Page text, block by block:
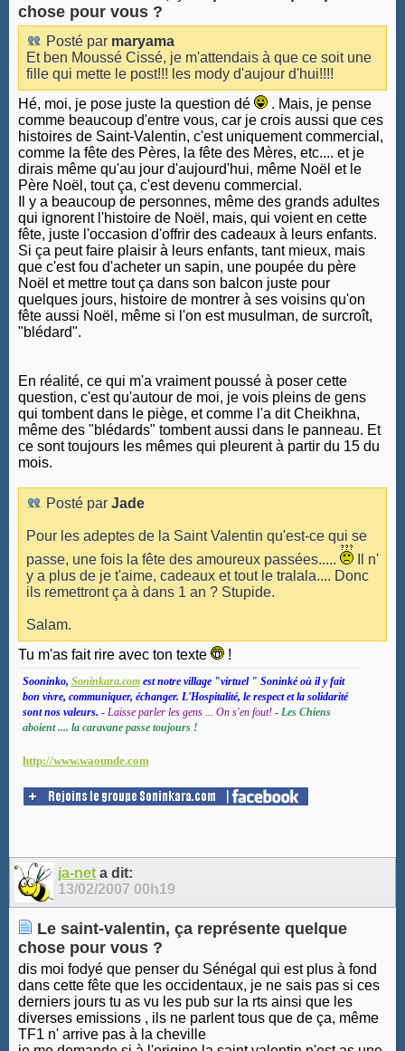
chose pour vous ?
Posté par maryama
Et ben Moussé Cissé, je m'attendais à que ce soit une
fille qui mette le post!!! les mody d'aujour d'hui!!!!
Hé, moi, je pose juste la question dé
. Mais, je pense
comme beaucoup d'entre vous, car je crois aussi que ces
histoires de Saint-Valentin, c'est uniquement commercial,
comme la fête des Pères, la fête des Mères, etc.... et je
dirais même qu'au jour d'aujourd'hui, même Noël et le
Père Noël, tout ça, c'est devenu commercial.
Il y a beaucoup de personnes, même des grands adultes
qui ignorent l'histoire de Noël, mais, qui voient en cette
fête, juste l'occasion d'offrir des cadeaux à leurs enfants.
Si ça peut faire plaisir à leurs enfants, tant mieux, mais
que c'est fou d'acheter un sapin, une poupée du père
Noël et mettre tout ça dans son balcon juste pour
quelques jours, histoire de montrer à ses voisins qu'on
fête aussi Noël, même si l'on est musulman, de surcroît,
"blédard".
En réalité, ce qui m'a vraiment poussé à poser cette
question, c'est qu'autour de moi, je vois pleins de gens
qui tombent dans le piège, et comme l'a dit Cheikhna,
même des "blédards" tombent aussi dans le panneau. Et
ce sont toujours les mêmes qui pleurent à partir du 15 du
mois.
Posté par Jade
Pour les adeptes de la Saint Valentin qu'est-ce qui se
passe, une fois la fête des amoureux passées.....
Il n'
y a plus de je t'aime, cadeaux et tout le tralala.... Donc
ils remettront ça à dans 1 an ? Stupide.
Salam.
Tu m'as fait rire avec ton texte
!
Sooninko, Soninkara.com est notre village "virtuel " Soninké où il y fait
bon vivre, communiquer, échanger. L'Hospitalité, le respect et la solidarité
sont nos valeurs. - Laisse parler les gens ... On s'en fout! - Les Chiens
aboient .... la caravane passe toujours !
http://www.waounde.com
ja-net a dit:
13/02/2007 00h19
Le saint-valentin, ça représente quelque
chose pour vous ?
dis moi fodyé que penser du Sénégal qui est plus à fond
dans cette fête que les occidentaux, je ne sais pas si ces
derniers jours tu as vu les pub sur la rts ainsi que les
diverses emissions , ils ne parlent tous que de ça, même
TF1 n' arrive pas à la cheville